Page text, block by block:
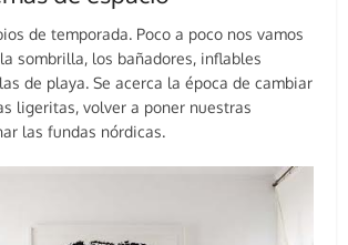
de temporada. Poco a poco nos vamos
sombrilla, los bañadores, inflables
de playa. Se acerca la época de cambiar
ligeritas, volver a poner nuestras
las fundas nórdicas.